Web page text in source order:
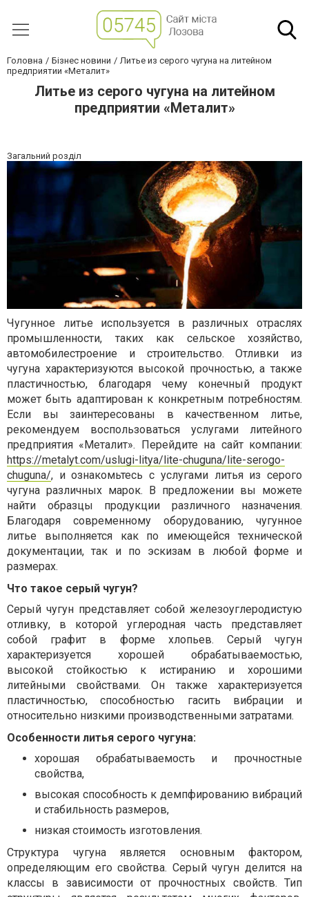
Головна Бізнес новини
Литье из серого чугуна на литейном
предприятии «Металит»
Литье из серого чугуна на литейном
предприятии «Металит»
Загальний розділ
Чугунное литье используется в различных отраслях
промышленности, таких как сельское хозяйство,
автомобилестроение и строительство. Отливки из
чугуна характеризуются высокой прочностью, а также
пластичностью, благодаря чему конечный продукт
может быть адаптирован к конкретным потребностям.
Если вы заинтересованы в качественном литье,
рекомендуем воспользоваться услугами литейного
предприятия «Металит». Перейдите на сайт компании:
https://metalyt.com/uslugi-litya/lite-chuguna/lite-serogo-
chuguna/, и ознакомьтесь с услугами литья из серого
чугуна различных марок. В предложении вы можете
найти образцы продукции различного назначения.
Благодаря современному оборудованию, чугунное
литье выполняется как по имеющейся технической
документации, так и по эскизам в любой форме и
размерах.
Что такое серый чугун?
Серый чугун представляет собой железоуглеродистую
отливку, в которой углеродная часть представляет
собой графит в форме хлопьев. Серый чугун
характеризуется хорошей обрабатываемостью,
высокой стойкостью к истиранию и хорошими
литейными свойствами. Он также характеризуется
пластичностью, способностью гасить вибрации и
относительно низкими производственными затратами.
Особенности литья серого чугуна:
хорошая обрабатываемость и прочностные
свойства,
высокая способность к демпфированию вибраций
и стабильность размеров,
низкая стоимость изготовления.
Структура чугуна является основным фактором,
определяющим его свойства. Серый чугун делится на
классы в зависимости от прочностных свойств. Тип